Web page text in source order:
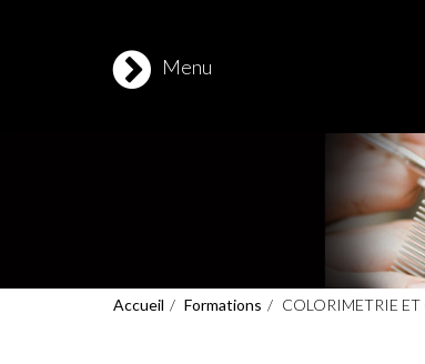
Menu
Accueil Formations COLORIMETRIE